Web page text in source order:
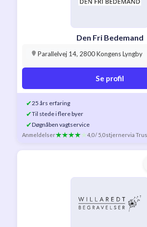
Den Fri Bedemand
Parallelvej 14, 2800 Kongens Lyngby
Se profil
✔25 års erfaring
✔Til stede i flere byer
✔Døgnåben vagtservice
Anmeldelser 4,0 / 5,0 stjernervia